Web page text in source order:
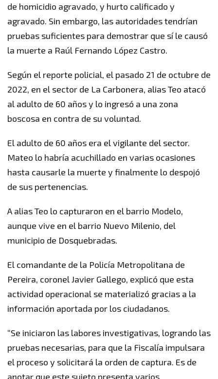
de homicidio agravado, y hurto calificado y
agravado. Sin embargo, las autoridades tendrían
pruebas suficientes para demostrar que sí le causó
la muerte a Raúl Fernando López Castro.
Según el reporte policial, el pasado 21 de octubre de
2022, en el sector de La Carbonera, alias Teo atacó
al adulto de 60 años y lo ingresó a una zona
boscosa en contra de su voluntad.
El adulto de 60 años era el vigilante del sector.
Mateo lo habría acuchillado en varias ocasiones
hasta causarle la muerte y finalmente lo despojó
de sus pertenencias.
A alias Teo lo capturaron en el barrio Modelo,
aunque vive en el barrio Nuevo Milenio, del
municipio de Dosquebradas.
El comandante de la Policía Metropolitana de
Pereira, coronel Javier Gallego, explicó que esta
actividad operacional se materializó gracias a la
información aportada por los ciudadanos.
“Se iniciaron las labores investigativas, logrando las
pruebas necesarias, para que la Fiscalía impulsara
el proceso y solicitará la orden de captura. Es de
anotar que este sujeto presenta varios